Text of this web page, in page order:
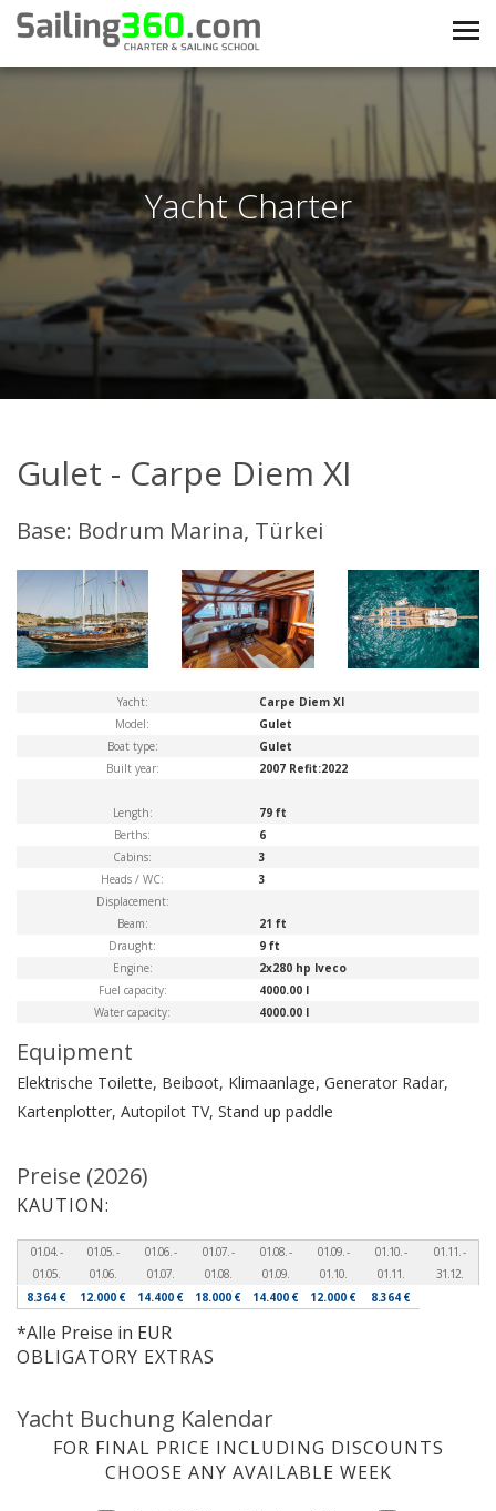
Yacht Charter
Gulet - Carpe Diem XI
Base: Bodrum Marina, Türkei
Yacht:
Carpe Diem XI
Model:
Gulet
Boat type:
Gulet
Built year:
2007 Refit:2022
Length:
79 ft
Berths:
6
Cabins:
3
Heads / WC:
3
Displacement:
Beam:
21 ft
Draught:
9 ft
Engine:
2x280 hp Iveco
Fuel capacity:
4000.00 l
Water capacity:
4000.00 l
Equipment
Elektrische Toilette, Beiboot, Klimaanlage, Generator Radar,
Kartenplotter, Autopilot TV, Stand up paddle
Preise (2026)
KAUTION:
01.04. -
01.05.
01.05. -
01.06.
01.06. -
01.07.
01.07. -
01.08.
01.08. -
01.09.
01.09. -
01.10.
01.10. -
01.11.
01.11. -
31.12.
8.364 €
12.000 € 14.400 € 18.000 € 14.400 € 12.000 € 8.364 €
*Alle Preise in EUR
OBLIGATORY EXTRAS
Yacht Buchung Kalendar
FOR FINAL PRICE INCLUDING DISCOUNTS
CHOOSE ANY AVAILABLE WEEK